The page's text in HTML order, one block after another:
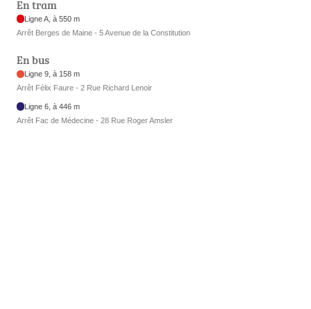
En tram
Ligne A, à 550 m
Arrêt Berges de Maine - 5 Avenue de la Constitution
En bus
Ligne 9, à 158 m
Arrêt Félix Faure - 2 Rue Richard Lenoir
Ligne 6, à 446 m
Arrêt Fac de Médecine - 28 Rue Roger Amsler